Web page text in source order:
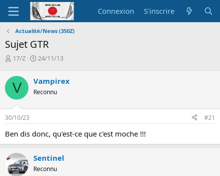
Connexion S'inscrire
Actualité/News (350Z)
Sujet GTR
A
t
e
u
r
d
e
a
d
i
s
c
17/Z
D
e
d
d
u
t
24/11/13
V Vampirex
Reconnu
30/10/23 #21
Ben dis donc, qu'est-ce que c'est moche !!!
Sentinel
Reconnu